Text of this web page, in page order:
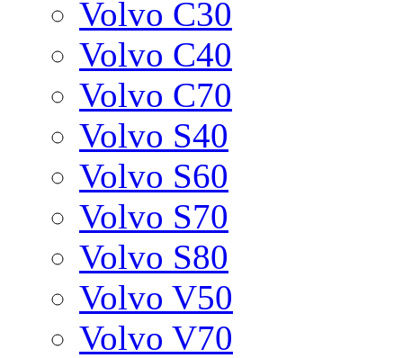
Volvo C30
Volvo C40
Volvo C70
Volvo S40
Volvo S60
Volvo S70
Volvo S80
Volvo V50
Volvo V70